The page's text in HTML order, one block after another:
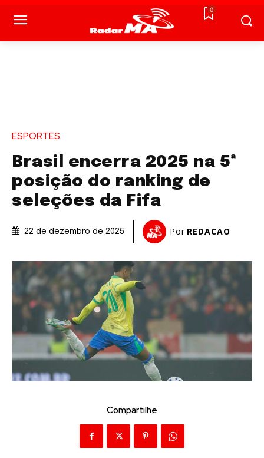
0
ESPORTES
Brasil encerra 2025 na 5ª
posição do ranking de
seleções da Fifa
22 de dezembro de 2025 Por REDACAO
Compartilhe